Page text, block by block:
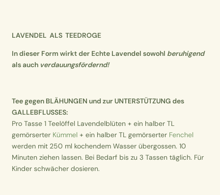
LAVENDEL ALS TEEDROGE
In dieser Form wirkt der Echte Lavendel sowohl beruhigend
als auch verdauungsfördernd!
Tee gegen BLÄHUNGEN und zur UNTERSTÜTZUNG des
GALLEBFLUSSES:
Pro Tasse 1 Teelöffel Lavendelblüten + ein halber TL
gemörserter Kümmel + ein halber TL gemörserter Fenchel
werden mit 250 ml kochendem Wasser übergossen. 10
Minuten ziehen lassen. Bei Bedarf bis zu 3 Tassen täglich. Für
Kinder schwächer dosieren.